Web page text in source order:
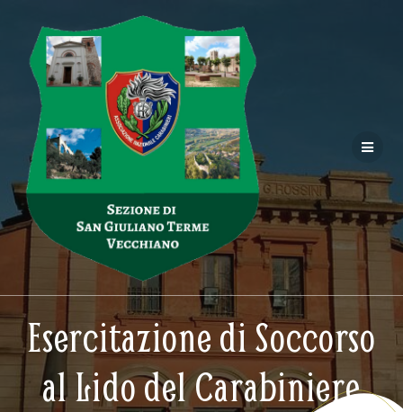
al
contenuto
Esercitazione di Soccorso
al Lido del Carabiniere